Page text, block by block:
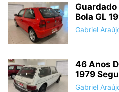
Guardado
Bola GL
Gabriel
46 Anos
1979
Gabriel